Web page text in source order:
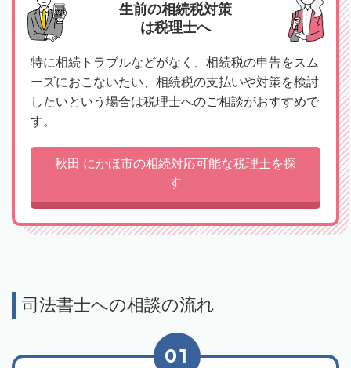
生前の相続税対策
は税理士へ
特に相続トラブルなどがなく、相続税の申告をスム
ーズにおこないたい、相続税の支払いや対策を検討
したいという場合は税理士へのご相談がおすすめで
す。
秋田 にかほ市の相続対応可能な税理士を探
す
司法書士への相談の流れ
01